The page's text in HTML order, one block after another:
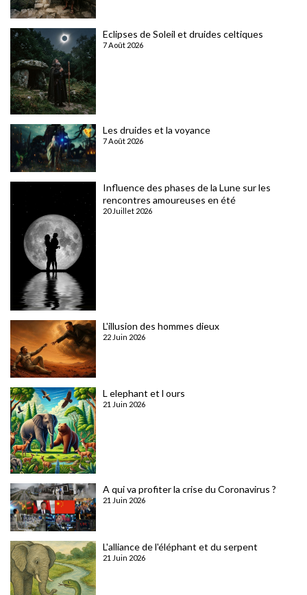
Eclipses de Soleil et druides celtiques
7 Août 2026
Les druides et la voyance
7 Août 2026
Influence des phases de la Lune sur les
rencontres amoureuses en été
20 Juillet 2026
L'illusion des hommes dieux
22 Juin 2026
L elephant et l ours
21 Juin 2026
A qui va profiter la crise du Coronavirus ?
21 Juin 2026
L'alliance de l'éléphant et du serpent
21 Juin 2026